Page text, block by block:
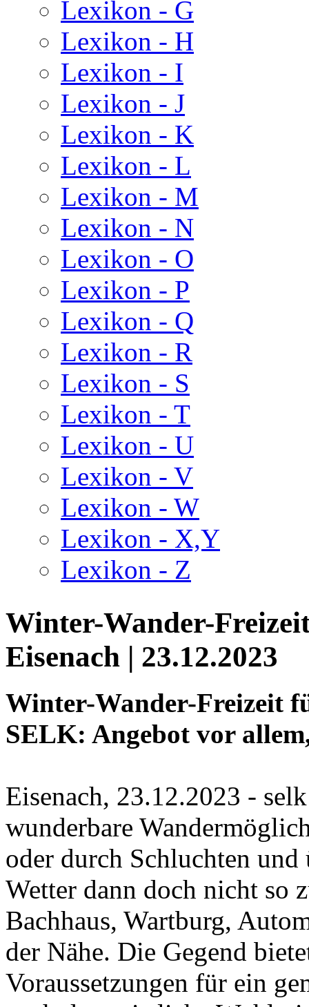
Lexikon - G
Lexikon - H
Lexikon - I
Lexikon - J
Lexikon - K
Lexikon - L
Lexikon - M
Lexikon - N
Lexikon - O
Lexikon - P
Lexikon - Q
Lexikon - R
Lexikon - S
Lexikon - T
Lexikon - U
Lexikon - V
Lexikon - W
Lexikon - X,Y
Lexikon - Z
Winter-Wander-
Eisenach | 23.12.2023
Winter-Wander-Freizeit
SELK: Angebot vor
Eisenach, 23.12.2023 -
wunderbare
oder durch Schluchten
Wetter dann doch nicht so
Bachhaus, Wartburg,
der Nähe. Die Gegend
Voraussetzungen für ein